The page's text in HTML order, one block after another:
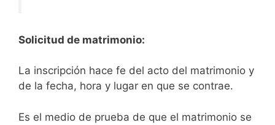
Solicitud de matrimonio:
La inscripción hace fe del acto del matrimonio y
de la fecha, hora y lugar en que se contrae.
Es el medio de prueba de que el matrimonio se